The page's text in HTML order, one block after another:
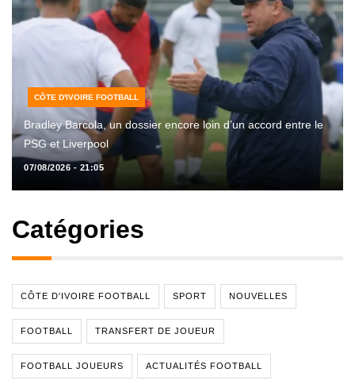
CÔTE D'IVOIRE FOOTBALL
Bradley Barcola, un dossier encore loin d’un accord entre le
PSG et Liverpool
07/08/2026 - 21:05
Catégories
CÔTE D'IVOIRE FOOTBALL SPORT NOUVELLES
FOOTBALL TRANSFERT DE JOUEUR
FOOTBALL JOUEURS ACTUALITÉS FOOTBALL